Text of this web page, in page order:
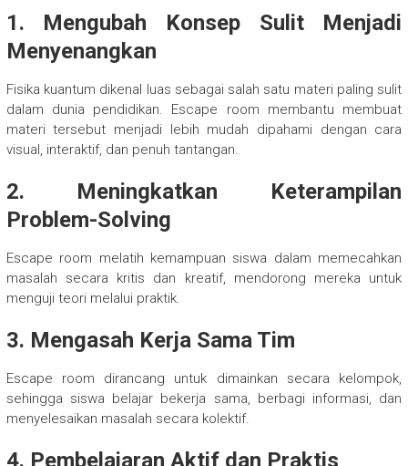
1. Mengubah Konsep Sulit Menjadi
Menyenangkan
Fisika kuantum dikenal luas sebagai salah satu materi paling sulit
dalam dunia pendidikan. Escape room membantu membuat
materi tersebut menjadi lebih mudah dipahami dengan cara
visual, interaktif, dan penuh tantangan.
2. Meningkatkan Keterampilan
Problem-Solving
Escape room melatih kemampuan siswa dalam memecahkan
masalah secara kritis dan kreatif, mendorong mereka untuk
menguji teori melalui praktik.
3. Mengasah Kerja Sama Tim
Escape room dirancang untuk dimainkan secara kelompok,
sehingga siswa belajar bekerja sama, berbagi informasi, dan
menyelesaikan masalah secara kolektif.
4. Pembelajaran Aktif dan Praktis